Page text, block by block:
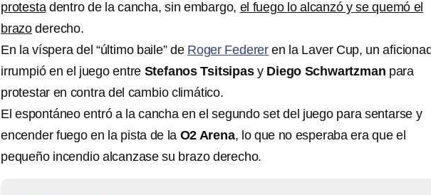
protestadentro de la cancha, sin embargo, el fuego lo alcanzó y se quemó el
brazo derecho.
En la víspera del “último baile” de Roger Federer en la Laver Cup, un
irrumpió en el juego entre Stefanos Tsitsipasy Diego Schwartzman para
protestar en contra del cambio climático.
El espontáneo entró a la cancha en el segundo set del juego para sentarse y
encender fuego en la pista de la O2 Arena, lo que no esperaba era que el
pequeño incendio alcanzase su brazo derecho.